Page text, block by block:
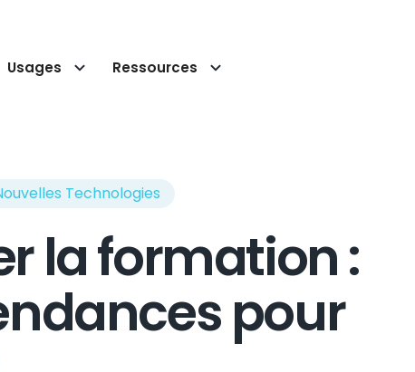
Usages Ressources
Technologies
la formation :
pour